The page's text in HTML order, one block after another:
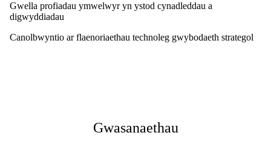
Gwella profiadau ymwelwyr yn ystod cynadleddau a
digwyddiadau
Canolbwyntio ar flaenoriaethau technoleg gwybodaeth strategol
Gwasanaethau